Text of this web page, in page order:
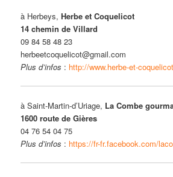
à Herbeys, Herbe et Coquelicot
14 chemin de Villard
09 84 58 48 23
herbeetcoquelicot@gmail.com
Plus d’infos : http://www.herbe-et-
à Saint-Martin-d’Uriage, La Combe
1600 route de Gières
04 76 54 04 75
Plus d’infos : https://fr-fr.facebook.com/